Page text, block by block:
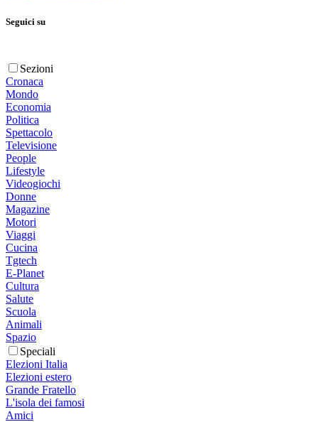
Seguici su
Sezioni
Cronaca
Mondo
Economia
Politica
Spettacolo
Televisione
People
Lifestyle
Videogiochi
Donne
Magazine
Motori
Viaggi
Cucina
Tgtech
E-Planet
Cultura
Salute
Scuola
Animali
Spazio
Speciali
Elezioni Italia
Elezioni estero
Grande Fratello
L'isola dei famosi
Amici